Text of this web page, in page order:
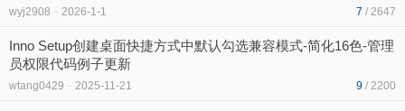
wyj2908 - 2026-1-1 7 / 2647
Inno Setup创建桌面快捷方式中默认勾选兼容模式-简化16色-管理
员权限代码例子更新
wtang0429 - 2025-11-21 9 / 2200